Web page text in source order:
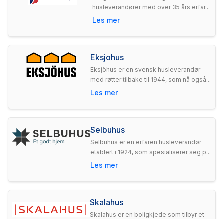
husleverandører med over 35 års erfar...
Les mer
Eksjohus
Eksjöhus er en svensk husleverandør
med røtter tilbake til 1944, som nå også...
Les mer
Selbuhus
Selbuhus er en erfaren husleverandør
etablert i 1924, som spesialiserer seg p...
Les mer
Skalahus
Skalahus er en boligkjede som tilbyr et